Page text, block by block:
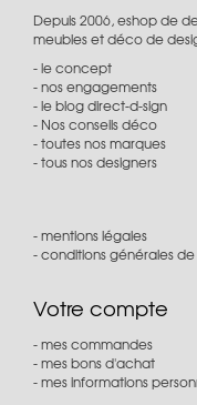
Depuis 2006, eshop de
meubles et déco de
le concept
nos engagements
le blog direct-d-sign
Nos conseils déco
toutes nos marques
tous nos designers
mentions légales
conditions générales
Votre compte
mes commandes
mes bons d'achat
mes informations